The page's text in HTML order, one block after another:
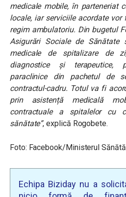
medicale mobile, în parteneriat
locale, iar serviciile acordate vor
regim ambulatoriu. Din bugetul
Asigurări Sociale de Sănătate
medicale de spitalizare de
diagnostice și terapeutice,
paraclinice din pachetul de
contractul-cadru. Totul va fi
prin asistență medicală
contractuale a spitalelor cu
sănătate”, explică Rogobete.
Foto: Facebook/Ministerul
Echipa Biziday nu a